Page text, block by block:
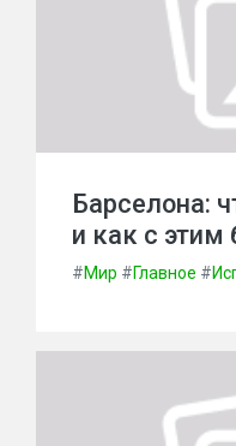
Барселона:
и как с этим
#Мир #Главное #